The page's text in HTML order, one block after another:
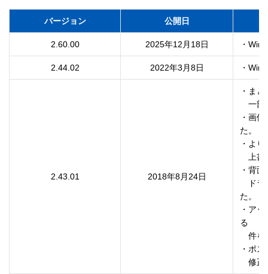
バージョン 公開日
2.60.00 2025年12月18日 ・
2.44.02 2022年3月8日 ・
2.43.01 2018年8月24日
・ま
一部
・画
た。
・よ
上書
・背
ドラ
た。
・ア
る
件を
・ポ
修正